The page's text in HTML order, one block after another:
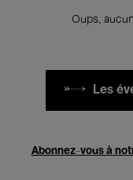
Oups,
Les
Abonnez-vous à